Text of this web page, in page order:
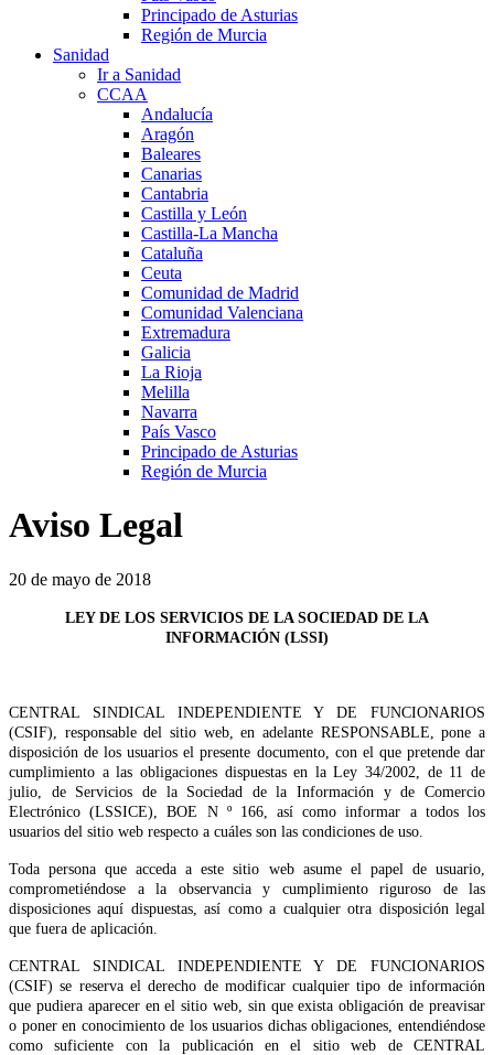
Principado de Asturias
Región de Murcia
Sanidad
Ir a Sanidad
CCAA
Andalucía
Aragón
Baleares
Canarias
Cantabria
Castilla y León
Castilla-La Mancha
Cataluña
Ceuta
Comunidad de Madrid
Comunidad Valenciana
Extremadura
Galicia
La Rioja
Melilla
Navarra
País Vasco
Principado de Asturias
Región de Murcia
Aviso Legal
20 de mayo de 2018
LEY DE LOS SERVICIOS DE LA SOCIEDAD DE LA
INFORMACIÓN (LSSI)
CENTRAL SINDICAL INDEPENDIENTE Y DE FUNCIONARIOS
(CSIF), responsable del sitio web, en adelante RESPONSABLE, pone a
disposición de los usuarios el presente documento, con el que pretende dar
cumplimiento a las obligaciones dispuestas en la Ley 34/2002, de 11 de
julio, de Servicios de la Sociedad de la Información y de Comercio
Electrónico (LSSICE), BOE N º 166, así como informar a todos los
usuarios del sitio web respecto a cuáles son las condiciones de uso.
Toda persona que acceda a este sitio web asume el papel de usuario,
comprometiéndose a la observancia y cumplimiento riguroso de las
disposiciones aquí dispuestas, así como a cualquier otra disposición legal
que fuera de aplicación.
CENTRAL SINDICAL INDEPENDIENTE Y DE FUNCIONARIOS
(CSIF) se reserva el derecho de modificar cualquier tipo de información
que pudiera aparecer en el sitio web, sin que exista obligación de preavisar
o poner en conocimiento de los usuarios dichas obligaciones, entendiéndose
como suficiente con la publicación en el sitio web de CENTRAL